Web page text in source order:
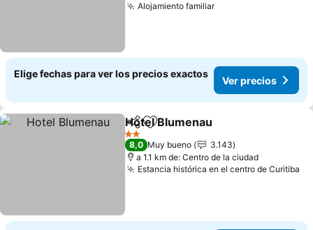
Alojamiento familiar
Elige fechas para ver los precios exactos
Ver precios
CompartirAgregar a favoritos
Hotel Blumenau
2 Estrellas
8,0 Muy bueno
3.143
a 1.1 km de: Centro de la ciudad
Estancia histórica en el centro de Curitiba